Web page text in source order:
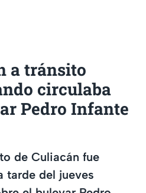
a tránsito
circulaba
Pedro Infante
de Culiacán fue
tarde del jueves